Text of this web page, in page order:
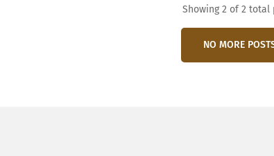
Unternehmen, das inzwischen mit rund 1,8
Showing 2 of 2 total
NO MORE